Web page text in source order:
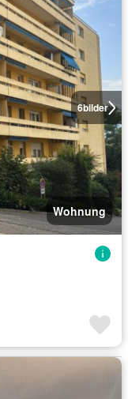
6bilder
Wohnung